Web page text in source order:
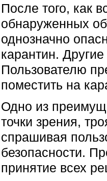
После того, как
обнаруженных
однозначно
карантин.
Пользователю
поместить на
Одно из
точки зрения,
спрашивая
безопасности.
принятие всех